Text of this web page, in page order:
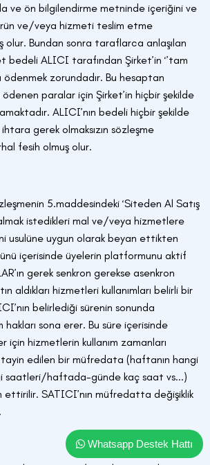
ve ön bilgilendirme metninde içeriğini ve
ve/veya hizmeti teslim etme
olur. Bundan sonra taraflarca anlaşılan
ALICI tarafından Şirket’in ‘’tam
ödenmek zorundadır. Bu hesaptan
paralar için Şirket’in hiçbir şekilde
ALICI’nın bedeli hiçbir şekilde
gerek olmaksızın sözleşme
fesih olmuş olur.
5.maddesindeki ‘Siteden Al Satış
istedikleri mal ve/veya hizmetlere
usulüne uygun olarak beyan ettikten
içerisinde üyelerin platformunu aktif
gerek senkron gerekse asenkron
aldıkları hizmetleri kullanımları belirli bir
belirlediği sürenin sonunda
hakları sona erer. Bu süre içerisinde
için hizmetlerin kullanım zamanları
edilen bir müfredata (haftanın hangi
saatleri/haftada-günde kaç saat vs...)
ettirilir. SATICI’nın müfredatta değişiklik
Whatsapp Destek Hattı